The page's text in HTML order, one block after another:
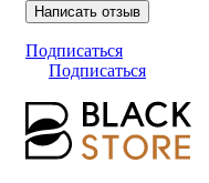
Написать отзыв
Подписаться
Подписаться